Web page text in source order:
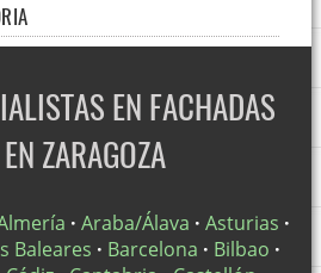
EN FACHADAS
ZARAGOZA
·Araba/Álava ·Asturias ·
Baleares · Barcelona · Bilbao ·